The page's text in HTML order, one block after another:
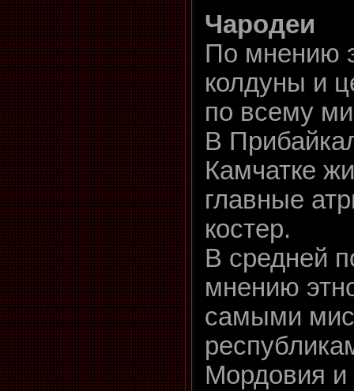
Чародеи
По мнению
колдуны и
по всему
В
Камчатке
главные
костер.
В средней
мнению
самыми
Мордовия